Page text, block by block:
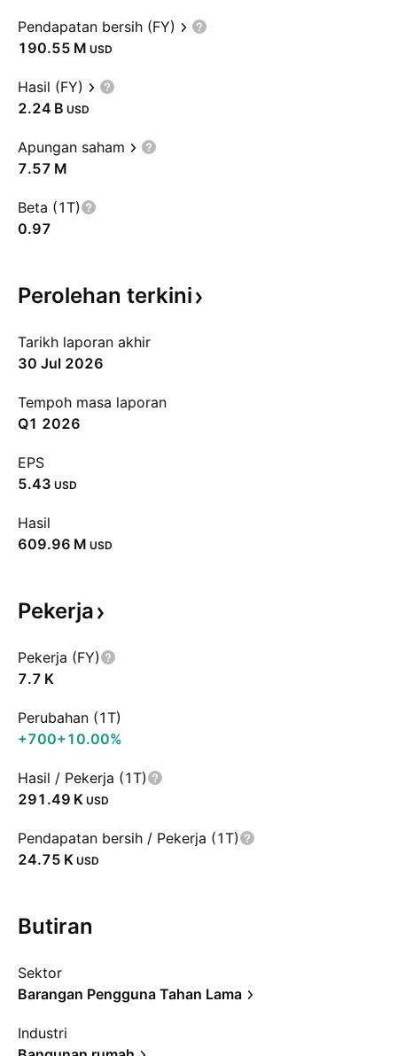
Pendapatan bersih (FY)
‪190.55 M‬ USD
Hasil (FY)
‪2.24 B‬ USD
Apungan saham
‪7.57 M‬
Beta (1T)
0.97
Perolehan terkini
Tarikh laporan akhir
30 Jul 2026
Tempoh masa laporan
Q1 2026
EPS
5.43 USD
Hasil
‪609.96 M‬ USD
Pekerja
Pekerja (FY)
‪7.7 K‬
Perubahan (1T)
+700+10.00%
Hasil / Pekerja (1T)
‪291.49 K‬ USD
Pendapatan bersih / Pekerja (1T)
‪24.75 K‬ USD
Butiran
Sektor
Barangan Pengguna Tahan Lama
Industri